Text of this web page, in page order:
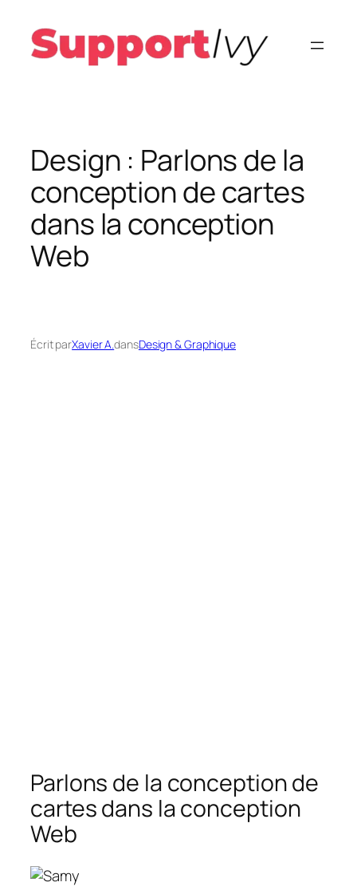
contenu
Design : Parlons de la
conception de cartes
dans la conception
Web
Écrit parXavier A.dansDesign & Graphique
Parlons de la conception de
cartes dans la conception
Web